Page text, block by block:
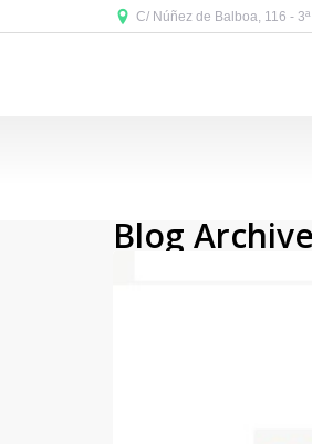
C/ Núñez de Balboa, 116 -
Blog